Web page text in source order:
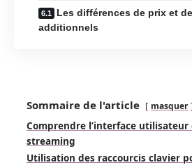
Les différences de prix et
additionnels
Sommaire de l'article masquer
Comprendre l’interface utilisateur
streaming
Utilisation des raccourcis clavier